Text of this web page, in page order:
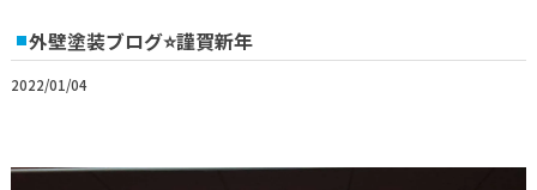
外壁塗装ブログ⭐謹賀新年
2022/01/04